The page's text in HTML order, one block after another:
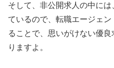
そして、非公開求人の中に
ているので、転職エージェ
ることで、思いがけない優
りますよ。